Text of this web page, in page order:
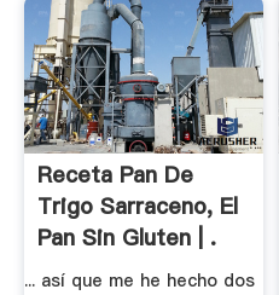
Receta Pan De
Trigo Sarraceno, El
Pan Sin Gluten | .
... así que me he hecho dos